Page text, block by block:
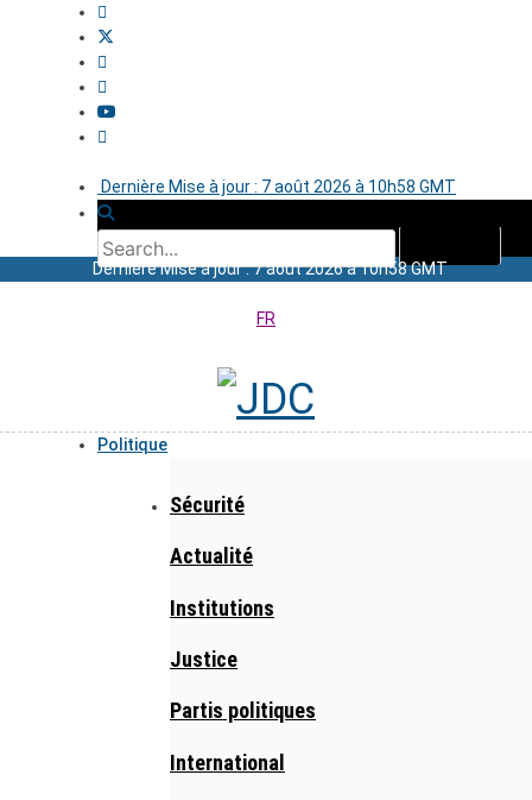
Dernière Mise à jour : 7 août 2026 à 10h58 GMT
Dernière Mise à jour : 7 août 2026 à 10h58 GMT
FR
Politique
Sécurité
Actualité
Institutions
Justice
Partis politiques
International